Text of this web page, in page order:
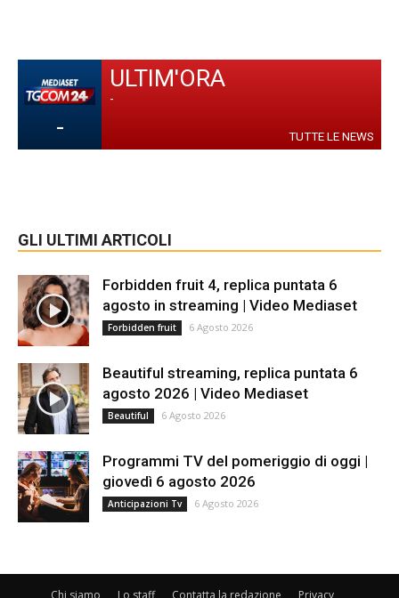
-
ULTIM'ORA
-
TUTTE LE NEWS
GLI ULTIMI ARTICOLI
Forbidden fruit 4, replica puntata 6
agosto in streaming | Video Mediaset
Forbidden fruit 6 Agosto 2026
Beautiful streaming, replica puntata 6
agosto 2026 | Video Mediaset
Beautiful 6 Agosto 2026
Programmi TV del pomeriggio di oggi |
giovedì 6 agosto 2026
Anticipazioni Tv 6 Agosto 2026